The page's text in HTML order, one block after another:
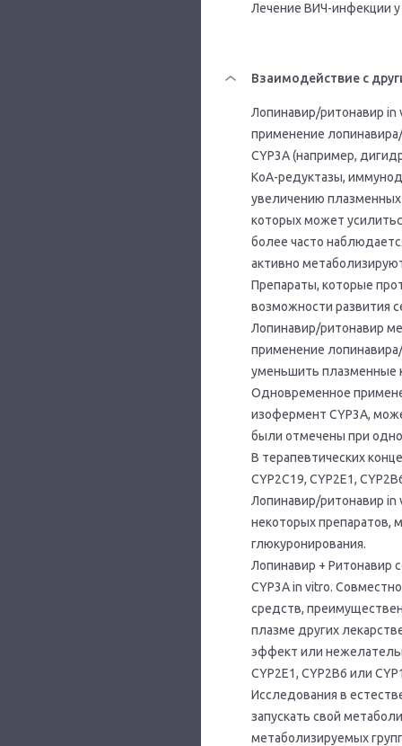
Лечение ВИЧ-инфекции
Взаимодействие с
Лопинавир/ритонавир in
применение
CYP3A (например,
КоА-редуктазы,
увеличению плазменных
которых может
более часто
активно
Препараты, которые
возможности развития
Лопинавир/ритонавир
применение
уменьшить плазменные
Одновременное
изофермент CYP3A,
были отмечены при
В терапевтических
CYP2C19, CYP2E1,
Лопинавир/ритонавир
некоторых препаратов,
глюкуронирования.
Лопинавир + Ритонавир
CYP3A in vitro.
средств,
плазме других
эффект или
CYP2E1, CYP2B6 или
Исследования в
запускать свой
метаболизируемых